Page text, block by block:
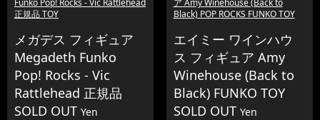
正規品 TOY
メガデス フィギュア
Megadeth Funko
Pop! Rocks - Vic
Rattlehead 正規品
SOLD OUT Yen
Black) POP ROCKS FUNKO TOY
エイミー ワインハウ
ス フィギュア Amy
Winehouse (Back to
Black) FUNKO TOY
SOLD OUT Yen